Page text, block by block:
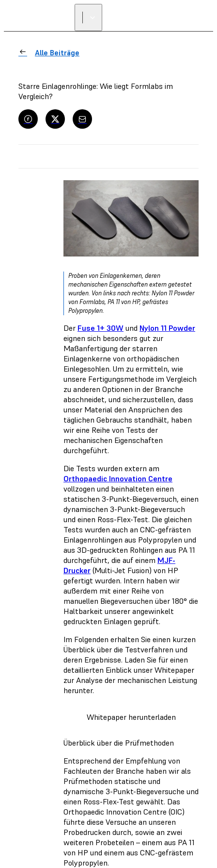
Alle Beiträge
Starre Einlagenrohlinge: Wie liegt Formlabs im
Vergleich?
Proben von Einlagenkernen, deren
mechanischen Eigenschaften extern getestet
wurden. Von links nach rechts: Nylon 11 Powder
von Formlabs, PA 11 von HP, gefrästes
Polypropylen.
Der Fuse 1+ 30W und Nylon 11 Powder
eignen sich besonders gut zur
Maßanfertigung der starren
Einlagenkerne von orthopädischen
Einlegesohlen. Um zu ermitteln, wie
unsere Fertigungsmethode im Vergleich
zu anderen Optionen in der Branche
abschneidet, und sicherzustellen, dass
unser Material den Ansprüchen des
täglichen Gebrauchs standhält, haben
wir eine Reihe von Tests der
mechanischen Eigenschaften
durchgeführt.
Die Tests wurden extern am
Orthopaedic Innovation Centre
vollzogen und beinhalteten einen
statischen 3-Punkt-Biegeversuch, einen
dynamischen 3-Punkt-Biegeversuch
und einen Ross-Flex-Test. Die gleichen
Tests wurden auch an CNC-gefrästen
Einlagenrohlingen aus Polypropylen und
aus 3D-gedruckten Rohlingen aus PA 11
durchgeführt, die auf einem MJF-
Drucker (Multi-Jet Fusion) von HP
gefertigt wurden. Intern haben wir
außerdem mit einer Reihe von
manuellen Biegeversuchen über 180° die
Haltbarkeit unserer angewinkelt
gedruckten Einlagen geprüft.
Im Folgenden erhalten Sie einen kurzen
Überblick über die Testverfahren und
deren Ergebnisse. Laden Sie für einen
detaillierten Einblick unser Whitepaper
zur Analyse der mechanischen Leistung
herunter.
Whitepaper herunterladen
Überblick über die Prüfmethoden
Entsprechend der Empfehlung von
Fachleuten der Branche haben wir als
Prüfmethoden statische und
dynamische 3-Punkt-Biegeversuche und
einen Ross-Flex-Test gewählt. Das
Orthopaedic Innovation Centre (OIC)
führte diese Versuche an unseren
Probedrucken durch, sowie an zwei
weiteren Probeteilen – einem aus PA 11
von HP und einem aus CNC-gefrästem
Polypropylen.